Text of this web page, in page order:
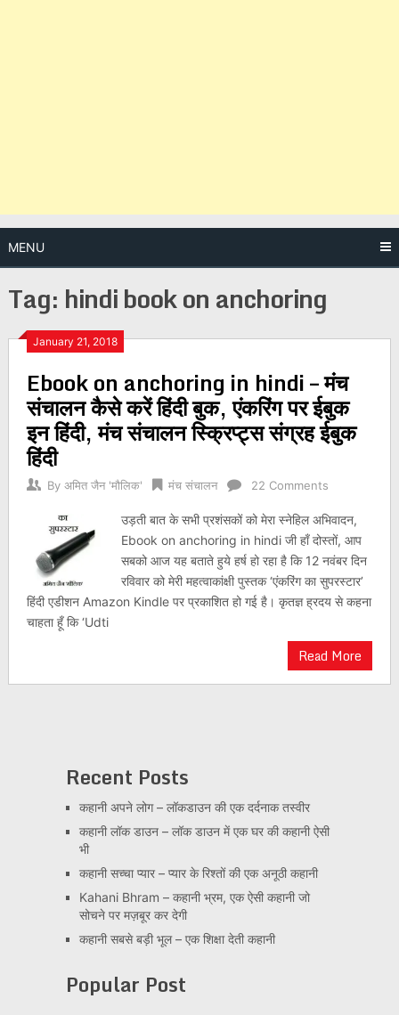
MENU
Tag: hindi book on anchoring
January 21, 2018
Ebook on anchoring in hindi – मंच
संचालन कैसे करें हिंदी बुक, एंकरिंग पर ईबुक
इन हिंदी, मंच संचालन स्क्रिप्ट्स संग्रह ईबुक
हिंदी
By अमित जैन 'मौलिक' मंच संचालन 22 Comments
उड़ती बात के सभी प्रशंसकों को मेरा स्नेहिल अभिवादन,
Ebook on anchoring in hindi जी हाँ दोस्तों, आप
सबको आज यह बताते हुये हर्ष हो रहा है कि 12 नवंबर दिन
रविवार को मेरी महत्वाकांक्षी पुस्तक ‘एंकरिंग का सुपरस्टार’
हिंदी एडीशन Amazon Kindle पर प्रकाशित हो गई है। कृतज्ञ ह्रदय से कहना
चाहता हूँ कि ‘Udti
Read More
Posts
navigation
Recent Posts
कहानी अपने लोग – लॉकडाउन की एक दर्दनाक तस्वीर
कहानी लॉक डाउन – लॉक डाउन में एक घर की कहानी ऐसी
भी
कहानी सच्चा प्यार – प्यार के रिश्तों की एक अनूठी कहानी
Kahani Bhram – कहानी भ्रम, एक ऐसी कहानी जो
सोचने पर मज़बूर कर देगी
कहानी सबसे बड़ी भूल – एक शिक्षा देती कहानी
Popular Post